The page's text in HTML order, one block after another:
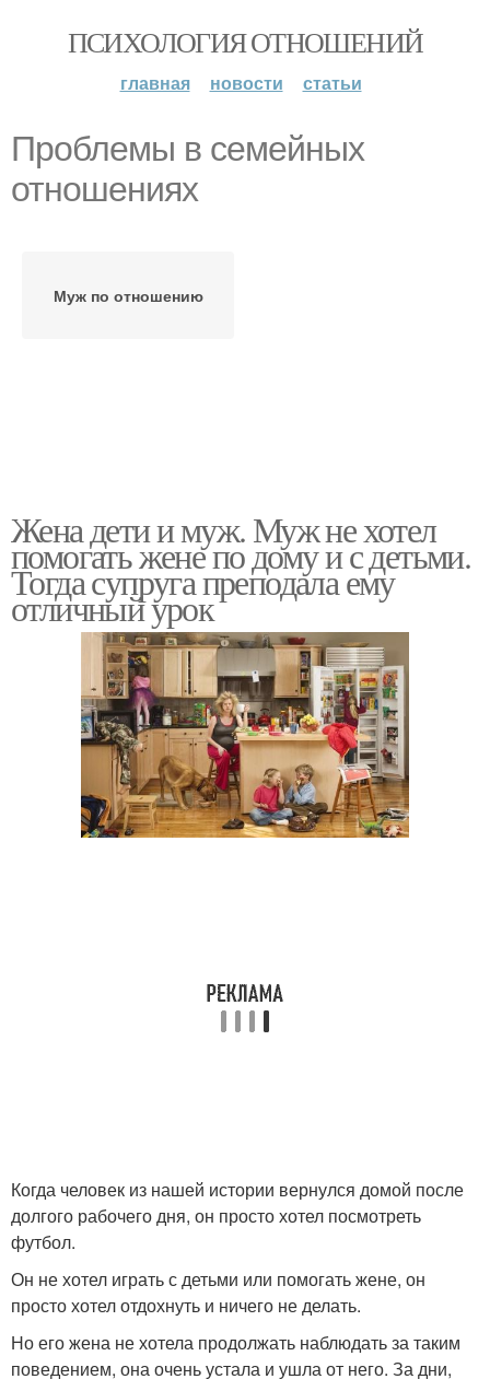
ПСИХОЛОГИЯ ОТНОШЕНИЙ
главная новости статьи
Проблемы в семейных
отношениях
Муж по отношению
Жена дети и муж. Муж не хотел
помогать жене по дому и с детьми.
Тогда супруга преподала ему
отличный урок
Когда человек из нашей истории вернулся домой после
долгого рабочего дня, он просто хотел посмотреть
футбол.
Он не хотел играть с детьми или помогать жене, он
просто хотел отдохнуть и ничего не делать.
Но его жена не хотела продолжать наблюдать за таким
поведением, она очень устала и ушла от него. За дни,